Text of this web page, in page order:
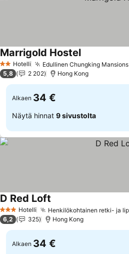
2 Tähtiluokitus
Hotelli Edullinen Chungking
Marrigold Hostel
5,8 2 202 Hong Kong
Alkaen 34 €
Näytä hinnat 9 sivustolta
3 Tähtiluokitus
Hotelli Henkilökohtainen retki- ja
D Red Loft
6,2 325 Hong Kong
Alkaen 34 €